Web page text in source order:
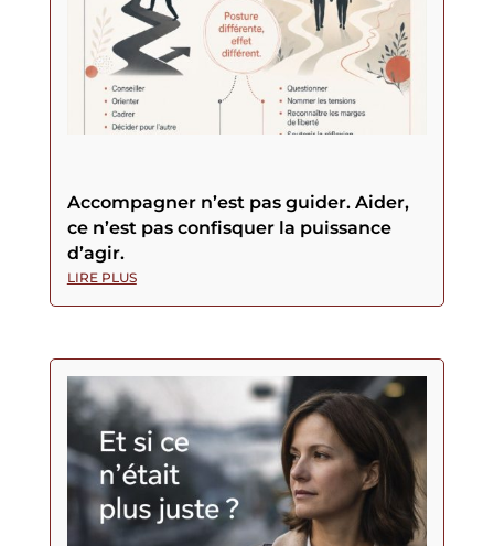
Accompagner n’est pas guider. Aider,
ce n’est pas confisquer la puissance
d’agir.
LIRE PLUS